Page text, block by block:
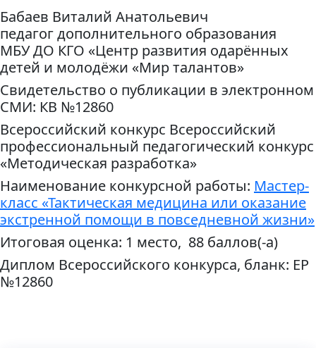
Бабаев Виталий Анатольевич
педагог дополнительного образования
МБУ ДО КГО «Центр развития одарённых
детей и молодёжи «Мир талантов»
Свидетельство о публикации в электронном
СМИ: КВ №12860
Всероссийский конкурс Всероссийский
профессиональный педагогический конкурс
«Методическая разработка»
Наименование конкурсной работы: Мастер-
класс «Тактическая медицина или оказание
экстренной помощи в повседневной жизни»
Итоговая оценка: 1 место, 88 баллов(-а)
Диплом Всероссийского конкурса, бланк: ЕР
№12860